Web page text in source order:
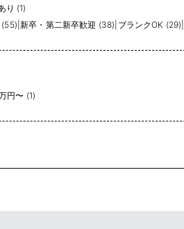
り (1)
|新卒・第二新卒歓迎 (38) ブランクOK (29)
円〜 (1)